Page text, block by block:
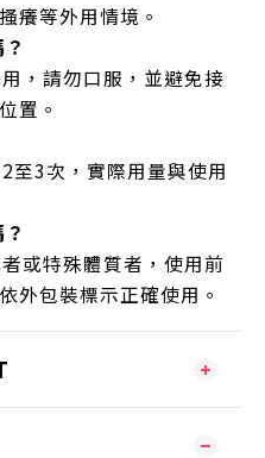
癢等外用情境。
，請勿口服，並避免接
置。
至3次，實際用量與使用
或特殊體質者，使用前
外包裝標示正確使用。